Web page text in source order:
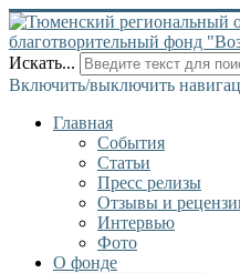
Искать...
Включить/выключить
Главная
События
Статьи
Пресс релизы
Отзывы и
Интервью
Фото
О фонде